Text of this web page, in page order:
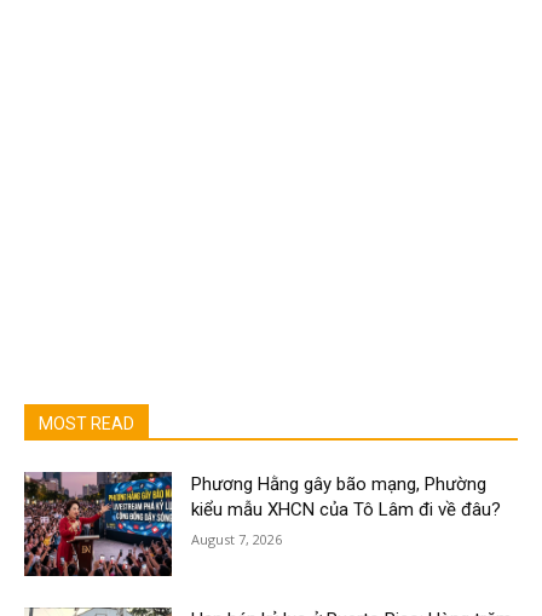
MOST READ
Phương Hằng gây bão mạng, Phường
kiểu mẫu XHCN của Tô Lâm đi về đâu?
August 7, 2026